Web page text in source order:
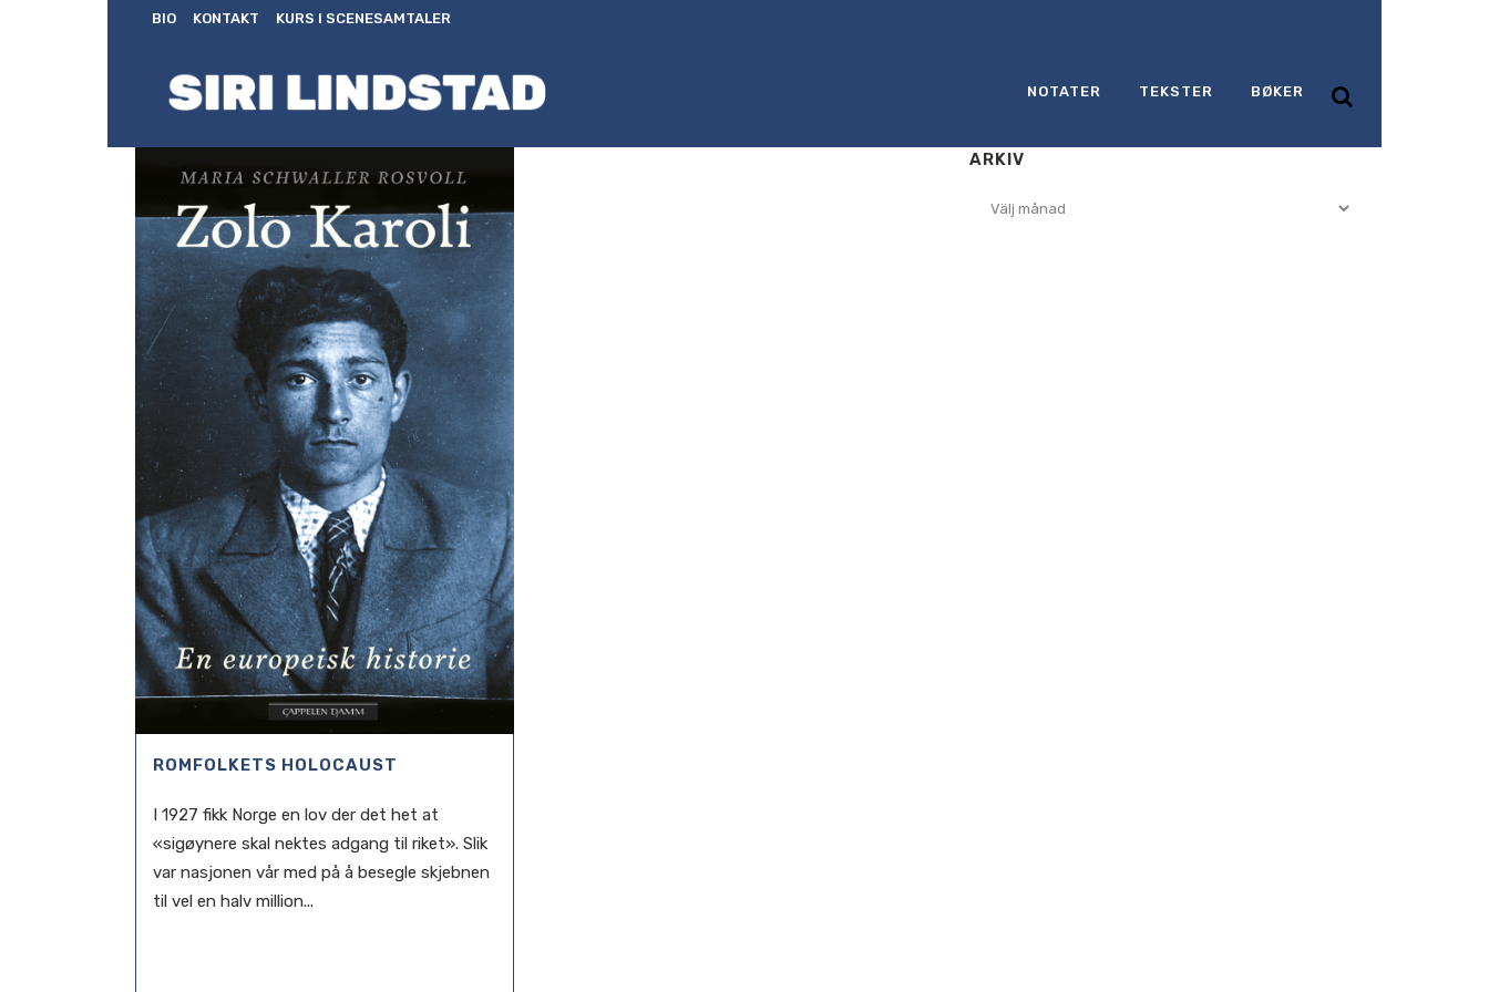
BIO KONTAKT KURS I SCENESAMTALER
NOTATER TEKSTER BØKER
ROMFOLKETS HOLOCAUST
I 1927 fikk Norge en lov der det het at
«sigøynere skal nektes adgang til riket». Slik
var nasjonen vår med på å besegle skjebnen
til vel en halv million...
ARKIV
Arkiv